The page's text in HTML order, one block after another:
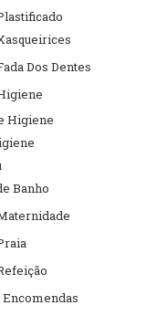
Dos Dentes
Higiene
Banho
Encomendas